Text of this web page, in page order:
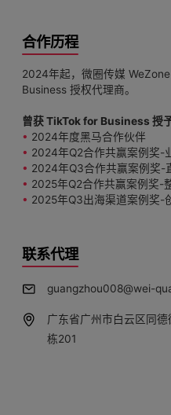
合作历程
2024年起，微圈传媒
Business 授权代理商。
曾获 TikTok for Business 授
• 2024年度黑马合作伙伴
• 2024年Q2合作共赢案例奖-
• 2024年Q3合作共赢案例奖-
• 2025年Q2合作共赢案例奖-
• 2025年Q3出海渠道案例奖-
联系代理
guangzhou008@wei-
广东省广州市白云区同
栋201